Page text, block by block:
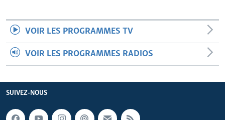
VOIR LES PROGRAMMES TV
VOIR LES PROGRAMMES RADIOS
SUIVEZ-NOUS